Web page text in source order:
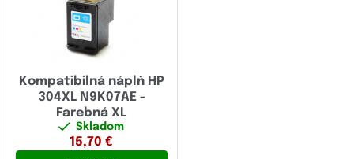
Kompatibilná náplň HP
304XL N9K07AE -
Farebná XL
Skladom
15,70 €